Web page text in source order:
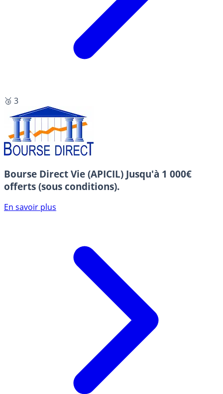
🥉 3
Bourse Direct Vie (APICIL) Jusqu'à 1 000€
offerts (sous conditions).
En savoir plus